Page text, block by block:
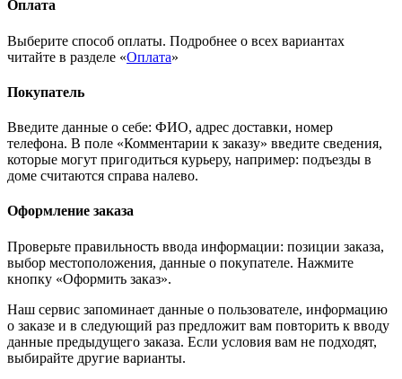
Оплата
Выберите способ оплаты. Подробнее о всех вариантах
читайте в разделе «Оплата»
Покупатель
Введите данные о себе: ФИО, адрес доставки, номер
телефона. В поле «Комментарии к заказу» введите сведения,
которые могут пригодиться курьеру, например: подъезды в
доме считаются справа налево.
Оформление заказа
Проверьте правильность ввода информации: позиции заказа,
выбор местоположения, данные о покупателе. Нажмите
кнопку «Оформить заказ».
Наш сервис запоминает данные о пользователе, информацию
о заказе и в следующий раз предложит вам повторить к вводу
данные предыдущего заказа. Если условия вам не подходят,
выбирайте другие варианты.